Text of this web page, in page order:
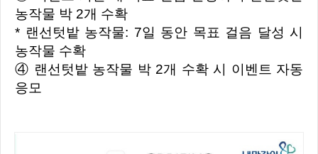
농작물 박 2개 수확
* 랜선텃밭 농작물: 7일 동안 목표 걸음 달성 시
농작물 수확
④ 랜선텃밭 농작물 박 2개 수확 시 이벤트 자동
응모